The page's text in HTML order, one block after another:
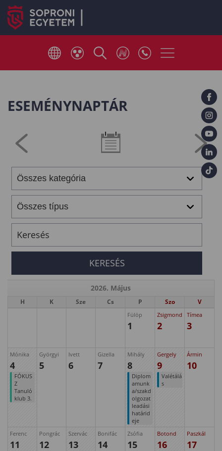
ESEMÉNYNAPTÁR
2026. Május
H K Sze Cs P Szo V
Fülöp
1
Zsigmond
2
Tímea
3
Mónika
4
FÓKUS
Z
Tanuló
klub 3.
Györgyi
5
Ivett
6
Gizella
7
Mihály
8
Diplom
amunk
a/szakd
olgozat
leadási
határid
eje
Gergely
9
Valétálá
s
Ármin
10
Ferenc
11
Pongrác
12
Szervác
13
Bonifác
14
Zsófia
15
Botond
16
Paszkál
17